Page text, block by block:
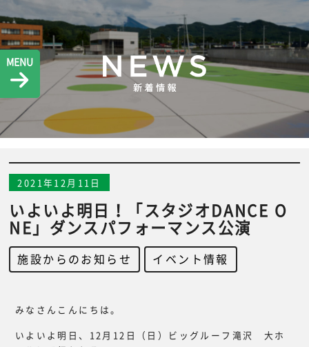
MENU
2021年12月11日
いよいよ明日！「スタジオDANCE O
NE」ダンスパフォーマンス公演
施設からのお知らせ イベント情報
みなさんこんにちは。
いよいよ明日、12月12日（日）ビッグルーフ滝沢 大ホ